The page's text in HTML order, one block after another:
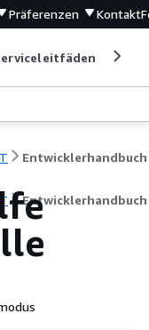
Präferenzen Kontakt
Entwicklerhandbuch
Entwicklerhandbuch